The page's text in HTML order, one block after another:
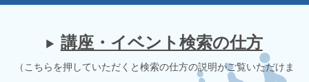
講座・イベント検索の仕方
（こちらを押していただくと検索の仕方の説明がご覧いただけま